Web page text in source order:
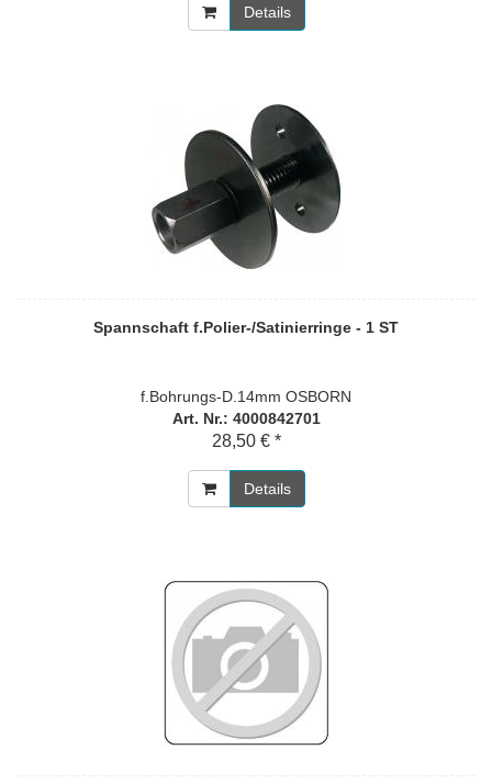
Details
Spannschaft f.Polier-/Satinierringe - 1 ST
f.Bohrungs-D.14mm OSBORN
Art. Nr.: 4000842701
28,50 € *
Details